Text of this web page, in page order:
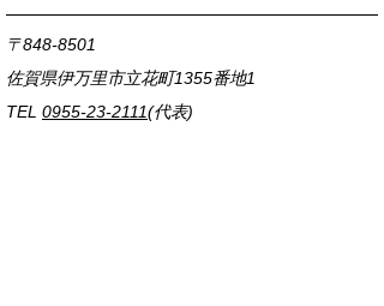
〒848-8501
佐賀県伊万里市立花町1355番地1
TEL 0955-23-2111(代表)